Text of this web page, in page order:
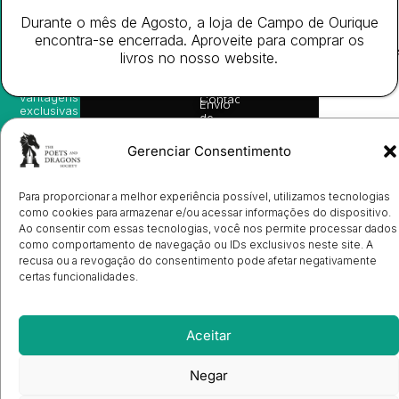
Gerenciar Consentimento
Para proporcionar a melhor experiência possível, utilizamos tecnologias
como cookies para armazenar e/ou acessar informações do dispositivo.
Ao consentir com essas tecnologias, você nos permite processar dados
como comportamento de navegação ou IDs exclusivos neste site. A
recusa ou a revogação do consentimento pode afetar negativamente
certas funcionalidades.
Aceitar
Negar
Eventos
Prémio
Ulysses
Contactos
Envio
de
Candidatura
de
de
Livrarias
Cookies
(EU)
sugestões
de
leitura,
vantagens
exclusivas
avisos
diretamente
no seu
Subscrever
os
direitos
Durante o mês de Agosto, a loja de Campo de Ourique
encontra-se encerrada. Aproveite para comprar os
livros no nosso website.